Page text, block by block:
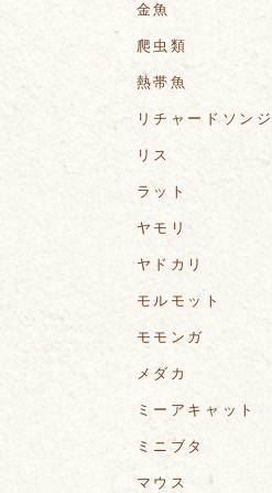
金魚
爬虫類
熱帯魚
リチャードソン
リス
ラット
ヤモリ
ヤドカリ
モルモット
モモンガ
メダカ
ミーアキャット
ミニブタ
マウス